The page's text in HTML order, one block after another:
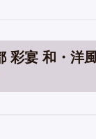
彩宴 和・洋